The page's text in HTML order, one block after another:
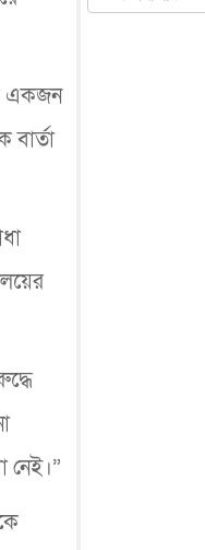
একজন
বার্তা
নেই।”